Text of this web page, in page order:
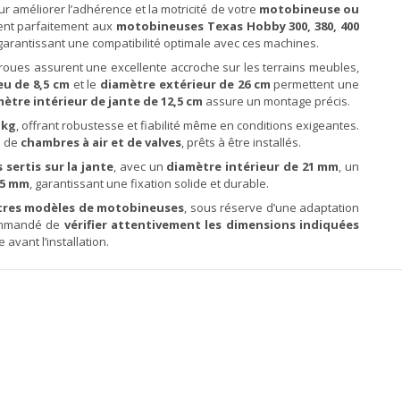
améliorer l’adhérence et la motricité de votre motobineuse ou
parfaitement aux motobineuses Texas Hobby 300, 380, 400
une compatibilité optimale avec ces machines.
assurent une excellente accroche sur les terrains meubles,
de 8,5 cm et le diamètre extérieur de 26 cm permettent une
intérieur de jante de 12,5 cm assure un montage précis.
, offrant robustesse et fiabilité même en conditions exigeantes.
de chambres à air et de valves, prêts à être installés.
sertis sur la jante, avec un diamètre intérieur de 21 mm, un
mm, garantissant une fixation solide et durable.
modèles de motobineuses, sous réserve d’une adaptation
de vérifier attentivement les dimensions indiquées
avant l’installation.